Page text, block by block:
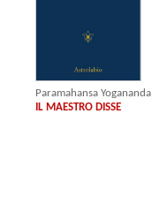
Paramahansa Yogananda
IL MAESTRO DISSE